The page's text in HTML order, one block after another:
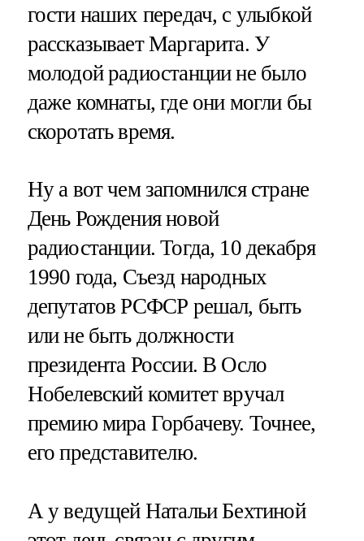
гости наших передач, с улыбкой
рассказывает Маргарита. У
молодой радиостанции не было
даже комнаты, где они могли бы
скоротать время.
Ну а вот чем запомнился стране
День Рождения новой
радиостанции. Тогда, 10 декабря
1990 года, Съезд народных
депутатов РСФСР решал, быть
или не быть должности
президента России. В Осло
Нобелевский комитет вручал
премию мира Горбачеву. Точнее,
его представителю.
А у ведущей Натальи Бехтиной